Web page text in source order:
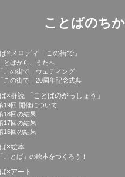
ことばのち
×メロディ「この街で」
とばから、うたへ
「この街で」ウェディング
「この街で」20周年記念式典
×群読 「ことばのがっしょう」
19回 開催について
18回の結果
17回の結果
16回の結果
×絵本
「ことば」の絵本をつくろう！
×アート